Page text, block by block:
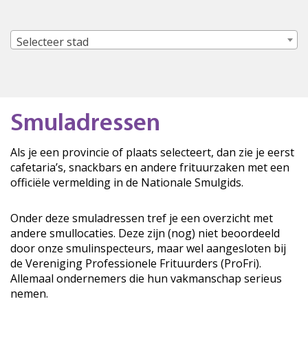
Selecteer stad
Smuladressen
Als je een provincie of plaats selecteert, dan zie je eerst
cafetaria’s, snackbars en andere frituurzaken met een
officiële vermelding in de Nationale Smulgids.
Onder deze smuladressen tref je een overzicht met
andere smullocaties. Deze zijn (nog) niet beoordeeld
door onze smulinspecteurs, maar wel aangesloten bij
de Vereniging Professionele Frituurders (ProFri).
Allemaal ondernemers die hun vakmanschap serieus
nemen.